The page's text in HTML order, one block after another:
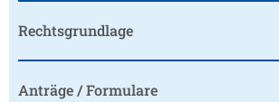
Rechtsgrundlage
Anträge / Formulare